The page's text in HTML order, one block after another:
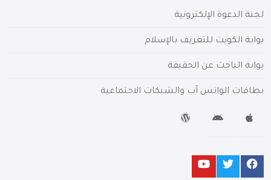
لجنة الدعوة الإلكترونية
بوابة الكويت للتعريف بالإسلام
بوابة الباحث عن الحقيقة
بطاقات الواتس آب والشبكات الاجتماعية